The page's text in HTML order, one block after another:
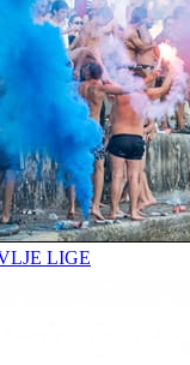
LIGE